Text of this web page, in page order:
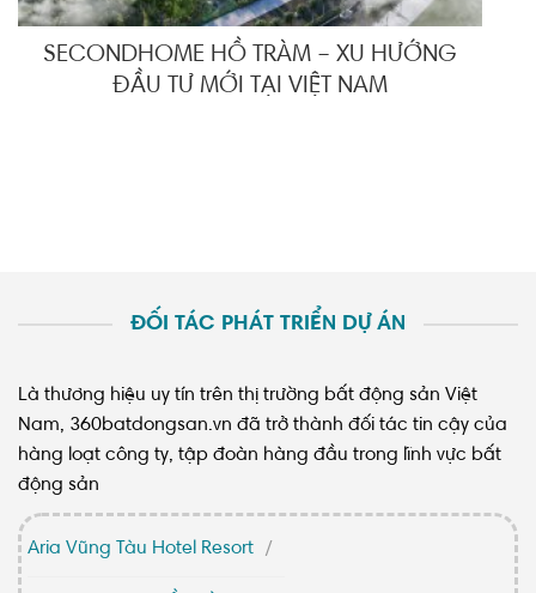
SECONDHOME HỒ TRÀM – XU HƯỚNG
ĐẦU TƯ MỚI TẠI VIỆT NAM
ĐỐI TÁC PHÁT TRIỂN DỰ ÁN
Là thương hiệu uy tín trên thị trường bất động sản Việt
Nam, 360batdongsan.vn đã trở thành đối tác tin cậy của
hàng loạt công ty, tập đoàn hàng đầu trong lĩnh vực bất
động sản
Aria Vũng Tàu Hotel Resort